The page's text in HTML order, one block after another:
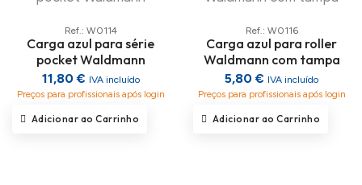
Ref.: W0114
Carga azul para série
pocket Waldmann
11,80 € IVA incluído
Preços para profissionais após login
Adicionar ao Carrinho
Ref.: W0116
Carga azul para roller
Waldmann com tampa
5,80 € IVA incluído
Preços para profissionais após login
Adicionar ao Carrinho